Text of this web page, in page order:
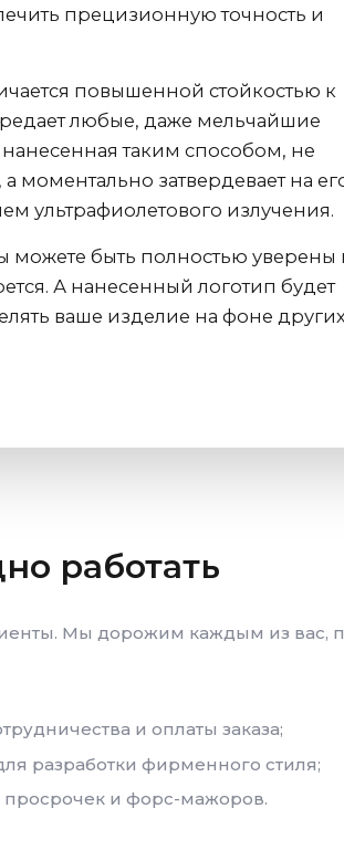
прецизионную точность и
повышенной стойкостью к
любые, даже мельчайшие
таким способом, не
моментально затвердевает на
ультрафиолетового излучения.
можете быть полностью уверены
А нанесенный логотип будет
ваше изделие на фоне
работать
Мы дорожим каждым из вас,
и оплаты заказа;
разработки фирменного стиля;
просрочек и форс-мажоров.